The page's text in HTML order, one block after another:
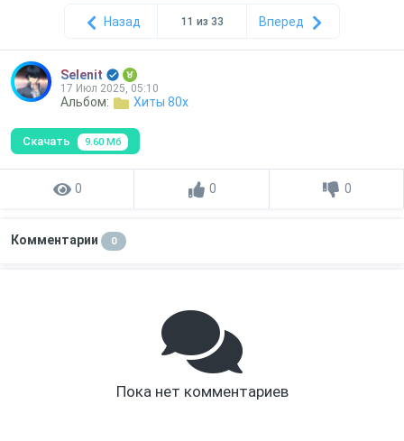
Назад 11 из 33 Вперед
Selenit
17 Июл 2025, 05:10
Альбом: Хиты 80х
Скачать 9.60 Мб
0 0 0
Комментарии 0
Пока нет комментариев